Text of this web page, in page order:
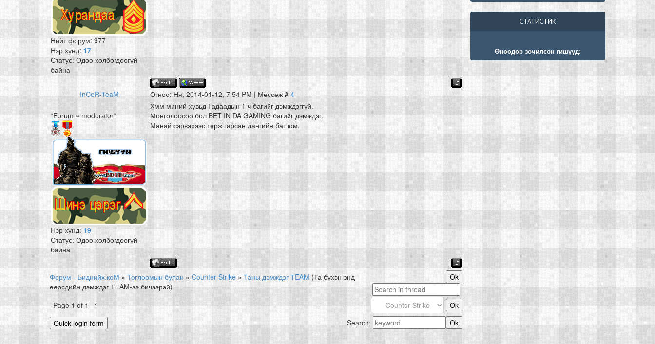
Нийт форум:977
Нэр хүнд:17
Статус:Одоо холбогдоогүй
байна
InCeR-TeaM Огноо: Ня, 2014-01-12, 7:54 PM | Мессеж #4
*Forum ~ moderator*
Нэр хүнд:19
Статус:Одоо холбогдоогүй
байна
Хмм миний хувьд Гадаадын 1 ч багийг дэмждэггүй.
Монголоосоо бол BET IN DA GAMING багийг дэмждэг.
Манай сэрвэрээс төрж гарсан лангийн баг юм.
Форум - Биднийх.коМ » Тоглоомын булан » Counter Strike » Таны дэмждэг ТEAM (Та бүхэн энд
өөрсдийн дэмждэг ТЕAM-ээ бичээрэй)
Page1of1
1
Search:
СТАТИСТИК
Өнөөдөр зочилсон гишүүд: